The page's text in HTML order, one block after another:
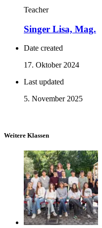
Teacher
Singer Lisa, Mag.
Date created
17. Oktober 2024
Last updated
5. November 2025
Weitere Klassen